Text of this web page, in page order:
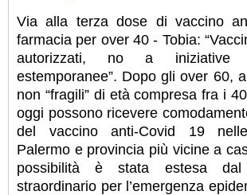
Via alla terza dose di vaccino
farmacia per over 40 - Tobia:
autorizzati, no a iniziative
estemporanee”. Dopo gli over 60,
non “fragili” di età compresa fra i
oggi possono ricevere
del vaccino anti-Covid 19
Palermo e provincia più vicine a
possibilità è stata estesa dal
straordinario per l’emergenza